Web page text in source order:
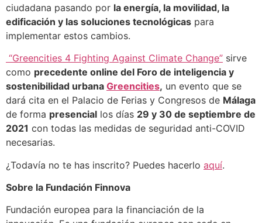
ciudadana pasando por la energía, la movilidad, la
edificación y las soluciones tecnológicas para
implementar estos cambios.
“Greencities 4 Fighting Against Climate Change” sirve
como precedente online del Foro de inteligencia y
sostenibilidad urbana Greencities, un evento que se
dará cita en el Palacio de Ferias y Congresos de Málaga
de forma presencial los días 29 y 30 de septiembre de
2021 con todas las medidas de seguridad anti-COVID
necesarias.
¿Todavía no te has inscrito? Puedes hacerlo aquí.
Sobre la Fundación Finnova
Fundación europea para la financiación de la